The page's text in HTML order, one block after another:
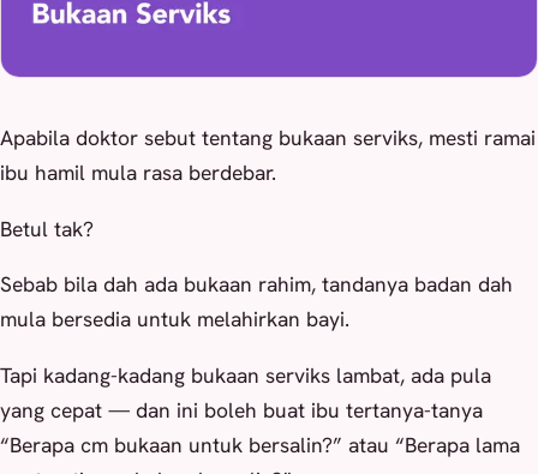
Apabila doktor sebut tentang bukaan serviks, mesti ramai
ibu hamil mula rasa berdebar.
Betul tak?
Sebab bila dah ada bukaan rahim, tandanya badan dah
mula bersedia untuk melahirkan bayi.
Tapi kadang-kadang bukaan serviks lambat, ada pula
yang cepat — dan ini boleh buat ibu tertanya-tanya
“Berapa cm bukaan untuk bersalin?” atau “Berapa lama